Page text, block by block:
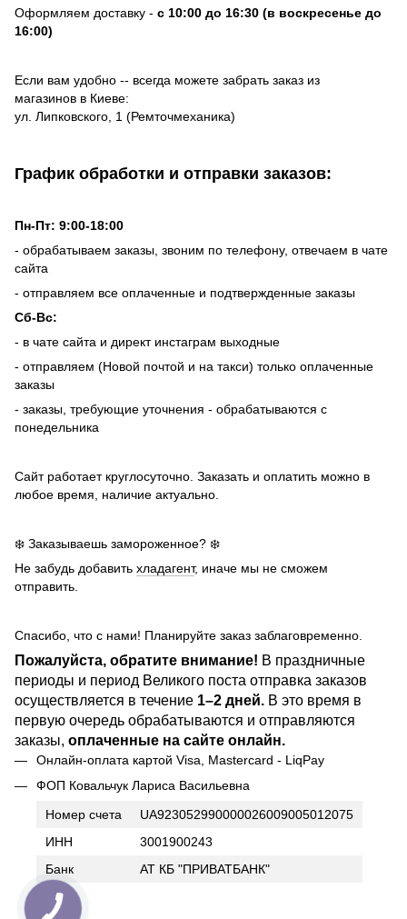
Оформляем доставку - с 10:00 до 16:30 (в воскресенье до
16:00)
Если вам удобно -- всегда можете забрать заказ из
магазинов в Киеве:
ул. Липковского, 1 (Ремточмеханика)
График обработки и отправки заказов:
Пн-Пт: 9:00-18:00
- обрабатываем заказы, звоним по телефону, отвечаем в чате
сайта
- отправляем все оплаченные и подтвержденные заказы
Сб-Вс:
- в чате сайта и директ инстаграм выходные
- отправляем (Новой почтой и на такси) только оплаченные
заказы
- заказы, требующие уточнения - обрабатываются с
понедельника
Сайт работает круглосуточно. Заказать и оплатить можно в
любое время, наличие актуально.
❄️ Заказываешь замороженное? ❄️
Не забудь добавить хладагент, иначе мы не сможем
отправить.
Спасибо, что с нами! Планируйте заказ заблаговременно.
Пожалуйста, обратите внимание! В праздничные
периоды и период Великого поста отправка заказов
осуществляется в течение 1–2 дней. В это время в
первую очередь обрабатываются и отправляются
заказы, оплаченные на сайте онлайн.
Онлайн-оплата картой Visa, Mastercard - LiqPay
ФОП Ковальчук Лариса Васильевна
Номер счета
UA923052990000026009005012075
ИНН
3001900243
Банк
АТ КБ "ПРИВАТБАНК"